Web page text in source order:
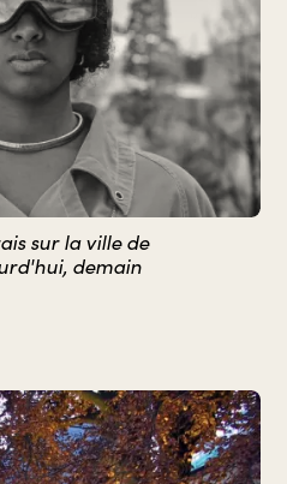
sur la ville de
demain